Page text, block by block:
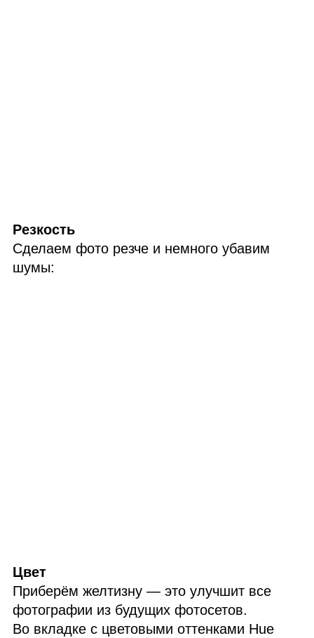
Резкость
Сделаем фото резче и немного убавим
шумы:
Цвет
Приберём желтизну — это улучшит все
фотографии из будущих фотосетов.
Во вкладке с цветовыми оттенками Hue